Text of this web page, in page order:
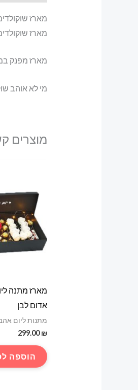
מארז
מארז
מארז מפנק
מי לא אוהב
מוצרים
מארז מתנה
אדום לבן
מתנות ליום
299.00₪
הוספה